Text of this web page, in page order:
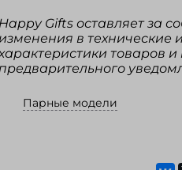
Gifts оставляет за
в технические
товаров и
Парные модели